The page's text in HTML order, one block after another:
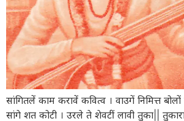
सांगितलें काम करावें कवित्व । वाउगें निमित्त बोलों
सांगे शत कोटी । उरले ते शेवटीं लावी तुका||